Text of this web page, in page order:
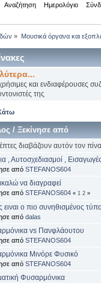
Αναζήτηση Ημερολόγιο
» Μουσικά όργανα και
και ενδιαφέρουσες
της
/Ξεκίνησε από
διαβάζουν αυτόν τον
, Αυτοσχεδιασμοί , Εισαγωγές
από STEFANOS604
να διαγραφεί
από STEFANOS604 « 1 2 »
ειναι ο πιο συνηθισμένος
από dalas
vs Πανφλάουτου
από STEFANOS604
Μινόρε Φυσικό
από STEFANOS604
Φυσαρμόνικα